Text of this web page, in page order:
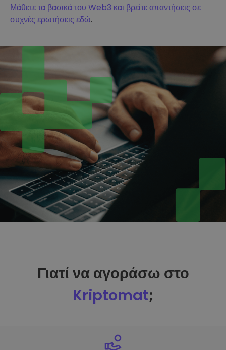
Μάθετε τα βασικά του Web3 και βρείτε απαντήσεις σε
συχνές ερωτήσεις εδώ.
Γιατί να αγοράσω στο
Kriptomat;